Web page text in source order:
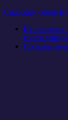
Спасский собор